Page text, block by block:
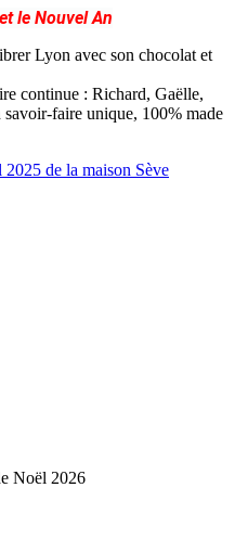
le Nouvel An
Lyon avec son chocolat et
continue : Richard, Gaëlle,
faire unique, 100% made
de la maison Sève
Noël 2026